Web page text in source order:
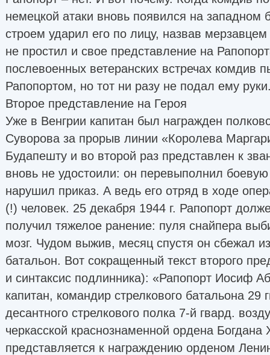
немецкой атаки вновь появился на западном
строем ударил его по лицу, назвав
не простил и свое представление на
послевоенных ветеранских встречах комдив
Рапопортом, но тот ни разу не подал ему
Второе представление на Героя
Уже в Венгрии капитан был награжден
Суворова за прорыв линии «Королева
Будапешту и во второй раз представлен к
вновь не удостоили: он перевыполнил
нарушил приказ. А ведь его отряд в ходе
(!) человек. 25 декабря 1944 г. Рапопорт
получил тяжелое ранение: пуля снайпера
мозг. Чудом выжив, месяц спустя он сбежал
батальон. Вот сокращенный текст второго
и синтаксис подлинника): «Рапопорт Иосиф
капитан, командир стрелкового батальона 29
десантного стрелкового полка 7-й гвард.
черкасской краснознаменной ордена Богдана
представляется к награждению орденом